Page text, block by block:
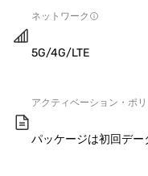
ネットワーク
5G/4G/LTE
アクティベーション・ポ
パッケージは初回デー